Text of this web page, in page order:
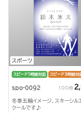
スポーツ
スピード1時間対応 スピード3時間対
spo-0092 100枚
冬季五輪イメージ、スキーシル
クールです♪